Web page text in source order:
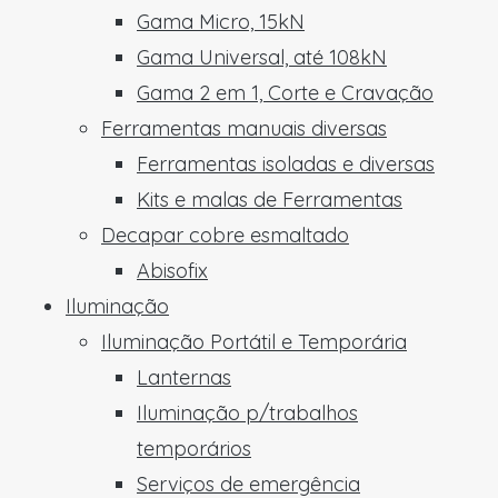
Gama Micro, 15kN
Gama Universal, até 108kN
Gama 2 em 1, Corte e Cravação
Ferramentas manuais diversas
Ferramentas isoladas e diversas
Kits e malas de Ferramentas
Decapar cobre esmaltado
Abisofix
Iluminação
Iluminação Portátil e Temporária
Lanternas
Iluminação p/trabalhos
temporários
Serviços de emergência